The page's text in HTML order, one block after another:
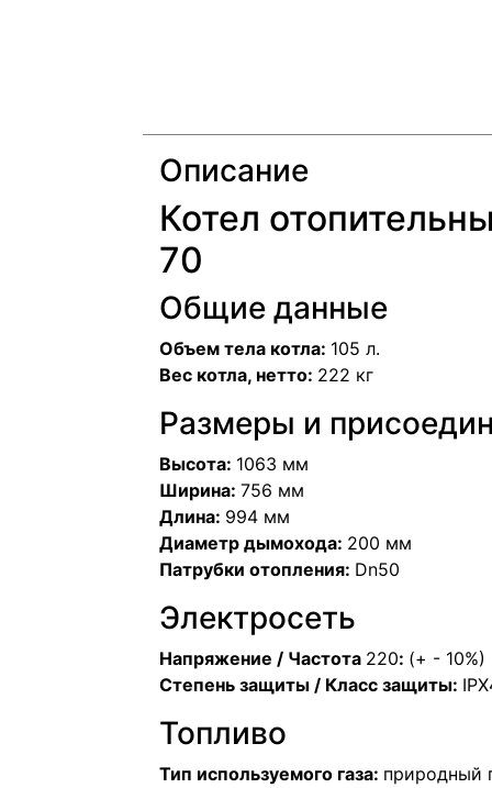
Описание
Котел
70
Общие данные
Объем тела котла: 105 л.
Вес котла, нетто: 222 кг
Размеры и
Высота: 1063 мм
Ширина: 756 мм
Длина: 994 мм
Диаметр дымохода: 200 мм
Патрубки отопления: Dn50
Электросеть
Напряжение / Частота 220: (+ -
Степень защиты / Класс защиты:
Топливо
Тип используемого газа: природный